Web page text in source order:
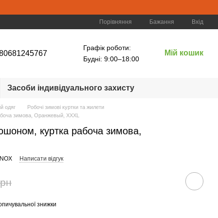
Порівняння Бажання Вхід
Графік роботи:
Будні: 9:00–18:00
Мій кошик
Засоби індивідуального захисту
одяг
Робочі зимові куртки та жилети
зимова, Оранжевый, XXXL
куртка рабоча зимова,
Написати відгук
знижки